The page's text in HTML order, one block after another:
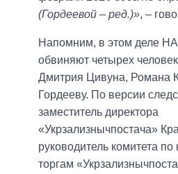
(Гордеевой – ред.)», –
Напомним, в этом деле
обвиняют четырех
Дмитрия Цивуна, Романа
Гордееву. По версии
заместитель директора
«Укрзализнычпостача»
руководитель комитета
торгам